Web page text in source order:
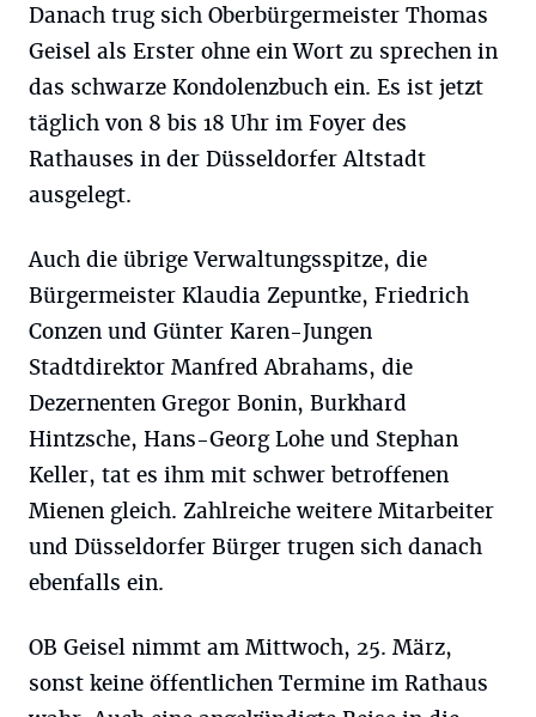
Danach trug sich Oberbürgermeister Thomas
Geisel als Erster ohne ein Wort zu sprechen in
das schwarze Kondolenzbuch ein. Es ist jetzt
täglich von 8 bis 18 Uhr im Foyer des
Rathauses in der Düsseldorfer Altstadt
ausgelegt.
Auch die übrige Verwaltungsspitze, die
Bürgermeister Klaudia Zepuntke, Friedrich
Conzen und Günter Karen-Jungen
Stadtdirektor Manfred Abrahams, die
Dezernenten Gregor Bonin, Burkhard
Hintzsche, Hans-Georg Lohe und Stephan
Keller, tat es ihm mit schwer betroffenen
Mienen gleich. Zahlreiche weitere Mitarbeiter
und Düsseldorfer Bürger trugen sich danach
ebenfalls ein.
OB Geisel nimmt am Mittwoch, 25. März,
sonst keine öffentlichen Termine im Rathaus